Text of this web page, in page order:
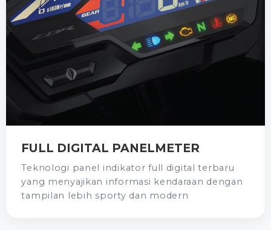
FULL DIGITAL PANELMETER
Teknologi panel indikator full digital terbaru
yang menyajikan informasi kendaraan dengan
tampilan lebih sporty dan modern